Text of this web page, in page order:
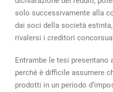
solo successivamente alla
dai soci della società
rivalersi i creditori
Entrambe le tesi
perché è difficile assumere
prodotti in un periodo